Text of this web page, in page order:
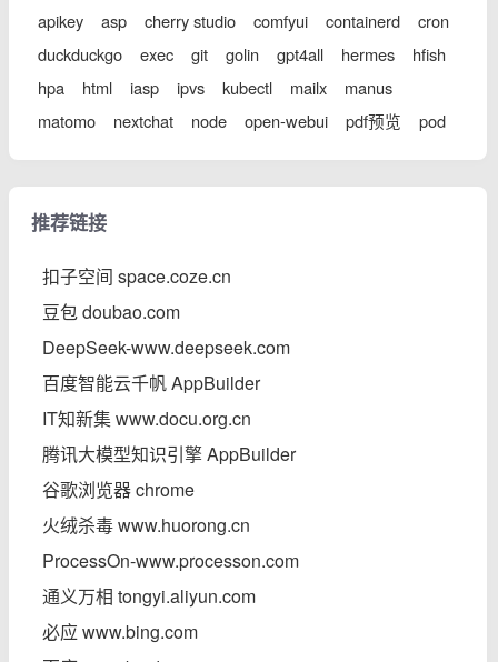
apikey
asp cherry studio comfyui containerd
cron
duckduckgo
exec git golin gpt4all hermes
hfish
hpa
html iasp ipvs kubectl mailx
manus
matomo
nextchat node open-webui pdf预览 pod
推荐链接
扣子空间 space.coze.cn
豆包 doubao.com
DeepSeek-www.deepseek.com
百度智能云千帆 AppBuilder
IT知新集 www.docu.org.cn
腾讯大模型知识引擎 AppBuilder
谷歌浏览器 chrome
火绒杀毒 www.huorong.cn
ProcessOn-www.processon.com
通义万相 tongyi.aliyun.com
必应 www.bing.com